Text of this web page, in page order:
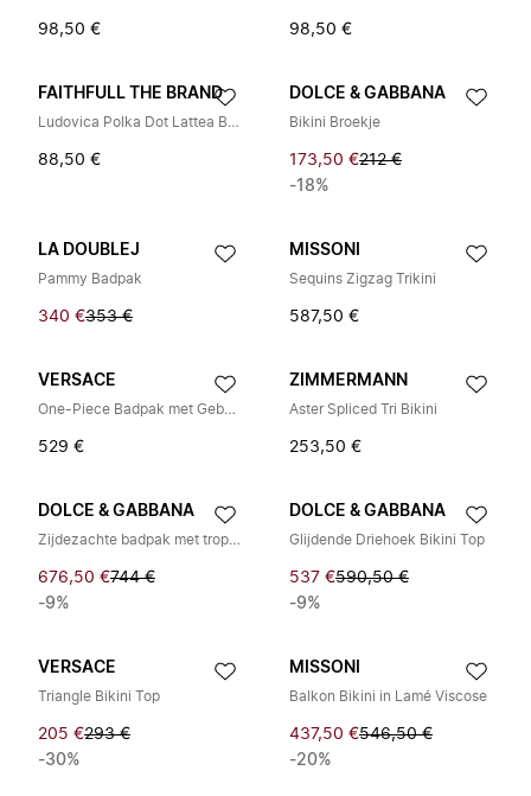
98,50 € 98,50 €
FAITHFULL THE BRAND
Ludovica Polka Dot Lattea Bikini Top
88,50 €
DOLCE & GABBANA
Bikini Broekje
173,50 €212 €
-18%
LA DOUBLEJ
Pammy Badpak
340 €353 €
MISSONI
Sequins Zigzag Trikini
587,50 €
VERSACE
One-Piece Badpak met Geborduurd Logo
529 €
ZIMMERMANN
Aster Spliced Tri Bikini
253,50 €
DOLCE & GABBANA
Zijdezachte badpak met tropische rozenprint en één schouderband
676,50 €744 €
-9%
DOLCE & GABBANA
Glijdende Driehoek Bikini Top
537 €590,50 €
-9%
VERSACE
Triangle Bikini Top
205 €293 €
-30%
MISSONI
Balkon Bikini in Lamé Viscose
437,50 €546,50 €
-20%